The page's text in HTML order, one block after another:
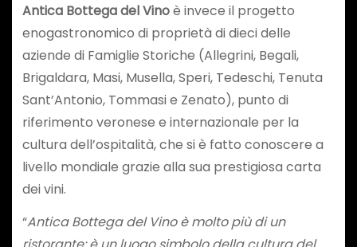
Antica Bottega del Vinoè invece il progetto
enogastronomico di proprietà di dieci delle
aziende di Famiglie Storiche (Allegrini, Begali,
Brigaldara, Masi, Musella, Speri, Tedeschi, Tenuta
Sant’Antonio, Tommasi e Zenato), punto di
riferimento veronese e internazionale per la
cultura dell’ospitalità, che si è fatto conoscere a
livello mondiale grazie alla sua prestigiosa carta
dei vini.
“Antica Bottega del Vino è molto più di un